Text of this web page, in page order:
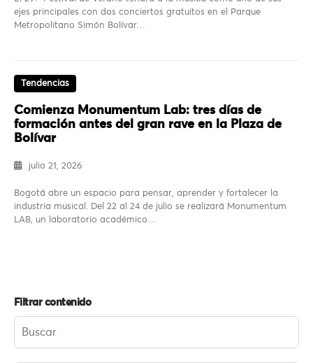
ejes principales con dos conciertos gratuitos en el Parque
Metropolitano Simón Bolívar…
Tendencias
Comienza Monumentum Lab: tres días de
formación antes del gran rave en la Plaza de
Bolívar
julio 21, 2026
Bogotá abre un espacio para pensar, aprender y fortalecer la
industria musical. Del 22 al 24 de julio se realizará Monumentum
LAB, un laboratorio académico…
Filtrar contenido